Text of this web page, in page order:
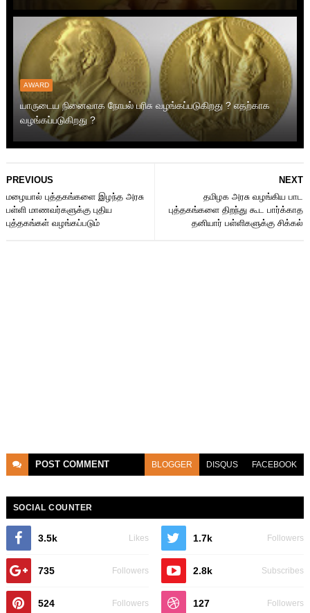
AWARD
யாருடைய நினைவாக நோபல் பரிசு வழங்கப்படுகிறது ? எதற்காக
வழங்கப்படுகிறது ?
NEXT
தமிழக அரசு வழங்கிய பாட
புத்தகங்களை திறந்து கூட பார்க்காத
தனியார் பள்ளிகளுக்கு சிக்கல்
PREVIOUS
மழையால் புத்தகங்களை இழந்த அரசு
பள்ளி மாணவர்களுக்கு புதிய
புத்தகங்கள் வழங்கப்படும்
POST COMMENT BLOGGER DISQUS FACEBOOK
SOCIAL COUNTER
3.5k Likes 1.7k Followers
735 Followers 2.8k Subscribes
524 Followers 127 Followers